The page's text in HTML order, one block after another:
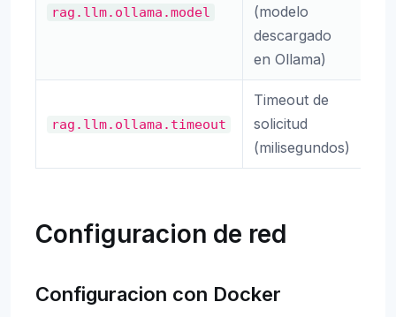
rag.llm.ollama.model
(modelo
descargado
en Ollama)
rag.llm.ollama.timeout
Timeout de
solicitud
(milisegundos)
Configuracion de red
Configuracion con Docker